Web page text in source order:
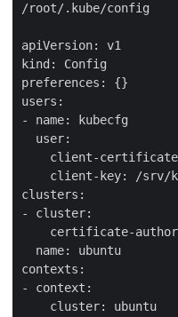
/root/.kube/config
apiVersion: v1
kind: Config
preferences: {}
users:
- name: kubecfg
  user:
client-
client-key: /srv/
clusters:
- cluster:
certificate-
  name: ubuntu
contexts:
- context:
    cluster: ubuntu